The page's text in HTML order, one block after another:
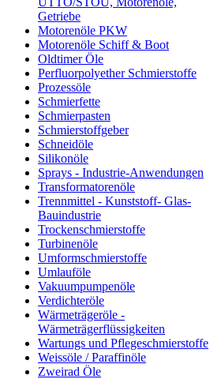
Getriebe
Motorenöle PKW
Motorenöle Schiff & Boot
Oldtimer Öle
Perfluorpolyether Schmierstoffe
Prozessöle
Schmierfette
Schmierpasten
Schmierstoffgeber
Schneidöle
Silikonöle
Sprays - Industrie-Anwendungen
Transformatorenöle
Trennmittel - Kunststoff- Glas-
Bauindustrie
Trockenschmierstoffe
Turbinenöle
Umformschmierstoffe
Umlauföle
Vakuumpumpenöle
Verdichteröle
Wärmeträgeröle -
Wärmeträgerflüssigkeiten
Wartungs und Pflegeschmierstoffe
Weissöle / Paraffinöle
Zweirad Öle